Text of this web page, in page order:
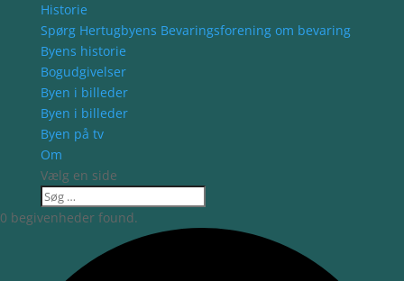
Historie
Spørg Hertugbyens Bevaringsforening om bevaring
Byens historie
Bogudgivelser
Byen i billeder
Byen i billeder
Byen på tv
Om
Vælg en side
0 begivenheder found.